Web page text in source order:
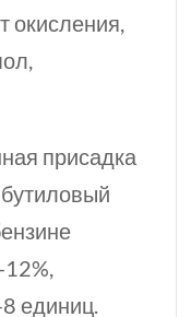
окисления,
присадка
единиц.